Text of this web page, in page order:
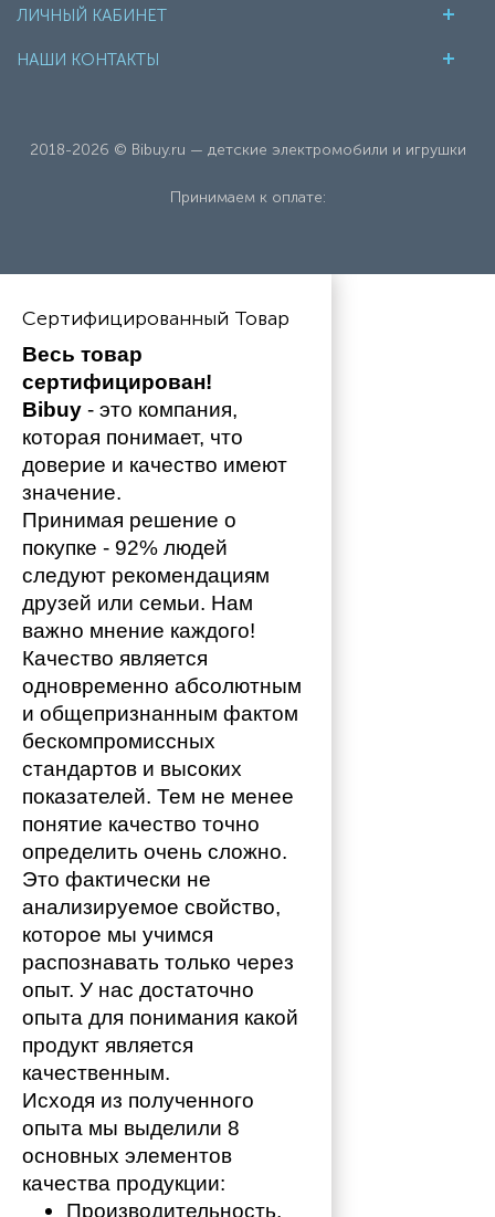
ЛИЧНЫЙ КАБИНЕТ
НАШИ КОНТАКТЫ
2018-2026 © Bibuy.ru — детские электромобили и игрушки
Принимаем к оплате:
Сертифицированный Товар
Весь товар
сертифицирован!
Bibuy - это компания,
которая понимает, что
доверие и качество имеют
значение.
Принимая решение о
покупке - 92% людей
следуют рекомендациям
друзей или семьи. Нам
важно мнение каждого!
Качество является
одновременно абсолютным
и общепризнанным фактом
бескомпромиссных
стандартов и высоких
показателей. Тем не менее
понятие качество точно
определить очень сложно.
Это фактически не
анализируемое свойство,
которое мы учимся
распознавать только через
опыт. У нас достаточно
опыта для понимания какой
продукт является
качественным.
Исходя из полученного
опыта мы выделили 8
основных элементов
качества продукции:
Производительность,